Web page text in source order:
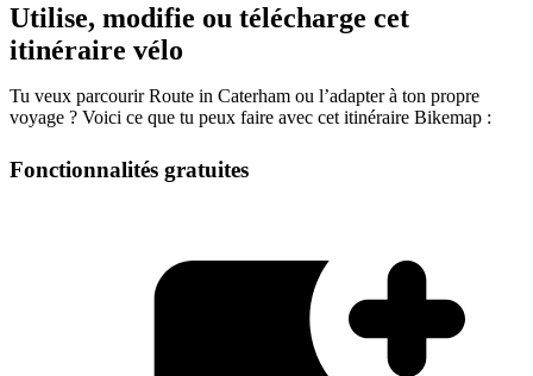
Utilise, modifie ou télécharge cet
itinéraire vélo
Tu veux parcourir Route in Caterham ou l’adapter à ton propre
voyage ? Voici ce que tu peux faire avec cet itinéraire Bikemap :
Fonctionnalités gratuites